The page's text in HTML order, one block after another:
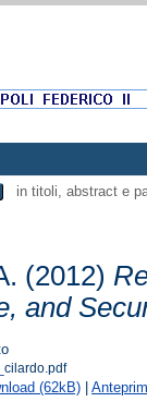
in titoli, abstract e
(2012)
and
(62kB) |